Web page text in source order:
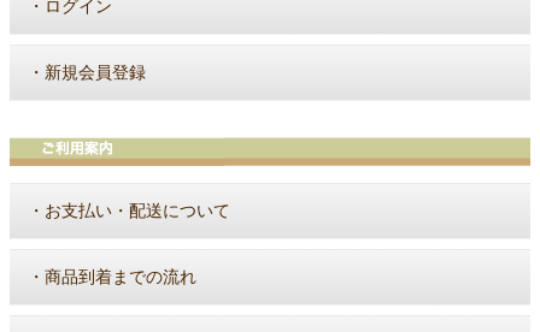
・ ログイン
・ 新規会員登録
・ お支払い・配送について
・ 商品到着までの流れ